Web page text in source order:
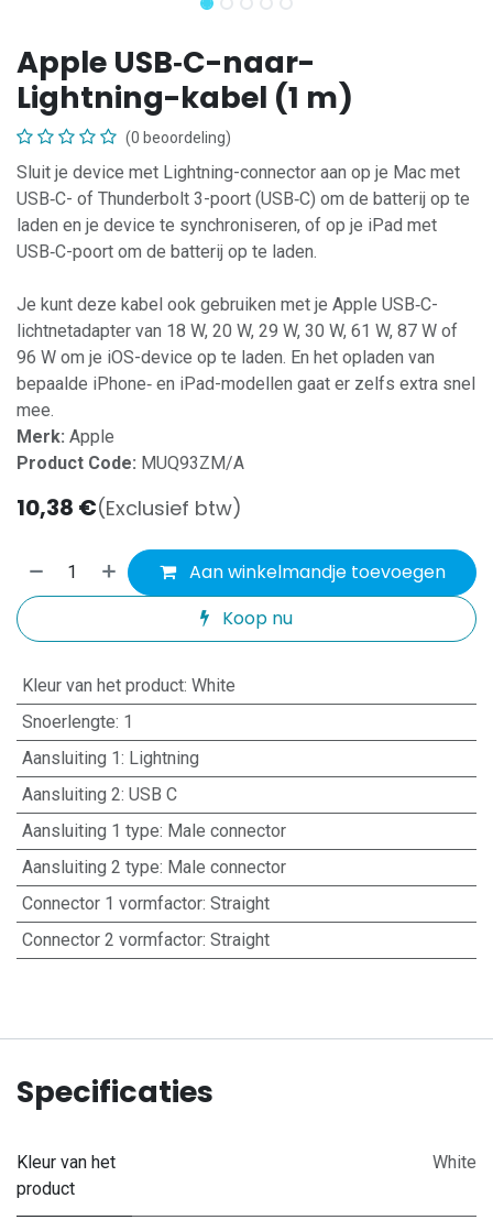
Apple USB‑C-naar-
Lightning-kabel (1 m)
(0 beoordeling)
Sluit je device met Lightning-connector aan op je Mac met
USB‑C- of Thunderbolt 3-poort (USB‑C) om de batterij op te
laden en je device te synchroniseren, of op je iPad met
USB‑C-poort om de batterij op te laden.
Je kunt deze kabel ook gebruiken met je Apple USB‑C-
lichtnetadapter van 18 W, 20 W, 29 W, 30 W, 61 W, 87 W of
96 W om je iOS-device op te laden. En het opladen van
bepaalde iPhone‑ en iPad-modellen gaat er zelfs extra snel
mee.
Merk: Apple
Product Code: MUQ93ZM/A
10,38 €(Exclusief btw)
Aan winkelmandje toevoegen
Koop nu
Kleur van het product: White
Snoerlengte: 1
Aansluiting 1: Lightning
Aansluiting 2: USB C
Aansluiting 1 type: Male connector
Aansluiting 2 type: Male connector
Connector 1 vormfactor: Straight
Connector 2 vormfactor: Straight
Specificaties
Kleur van het
product
White